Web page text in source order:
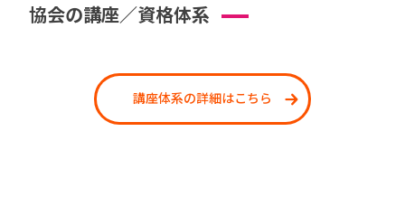
協会の講座／資格体系
講座体系の詳細はこちら